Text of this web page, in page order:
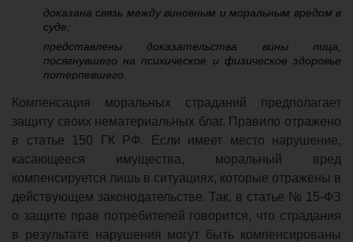
доказана связь между виновным и моральным вредом в
суде;
представлены доказательства вины лица,
посягнувшего на психическое и физическое здоровье
потерпевшего.
Компенсация моральных страданий предполагает
защиту своих нематериальных благ. Правило отражено
в статье 150 ГК РФ. Если имеет место нарушение,
касающееся имущества, моральный вред
компенсируется лишь в ситуациях, которые отражены в
действующем законодательстве. Так, в статье № 15-ФЗ
о защите прав потребителей говорится, что страдания
в результате нарушения могут быть компенсированы